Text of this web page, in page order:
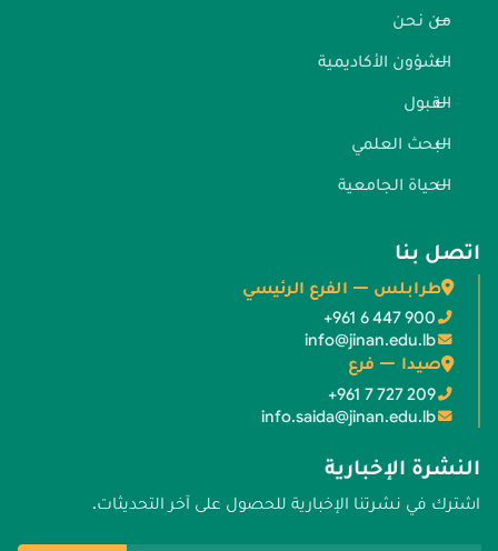
من نحن
الشؤون الأكاديمية
القبول
البحث العلمي
الحياة الجامعية
اتصل بنا
طرابلس — الفرع الرئيسي
+961 6 447 900
info@jinan.edu.lb
صيدا — فرع
+961 7 727 209
info.saida@jinan.edu.lb
النشرة الإخبارية
اشترك في نشرتنا الإخبارية للحصول على آخر التحديثات.